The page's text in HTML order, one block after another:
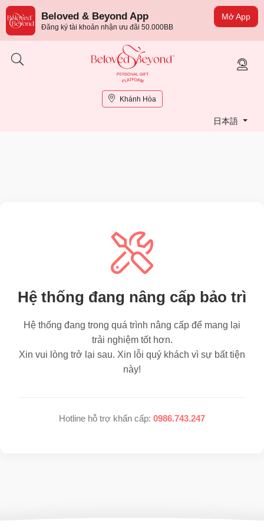
Mở App
Beloved & Beyond App
Đăng ký tài khoản nhận ưu đãi 50.000BB
Khánh Hòa
日本語
Hệ thống đang nâng cấp bảo trì
Hệ thống đang trong quá trình nâng cấp để mang lại
trải nghiệm tốt hơn.
Xin vui lòng trở lại sau. Xin lỗi quý khách vì sự bất tiện
này!
Hotline hỗ trợ khẩn cấp: 0986.743.247